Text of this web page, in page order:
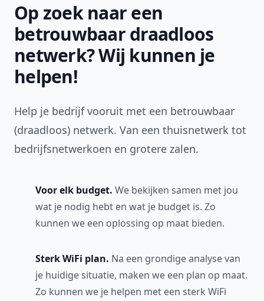
Op zoek naar een
betrouwbaar draadloos
netwerk? Wij kunnen je
helpen!
Help je bedrijf vooruit met een betrouwbaar
(draadloos) netwerk. Van een thuisnetwerk tot
bedrijfsnetwerkoen en grotere zalen.
Voor elk budget. We bekijken samen met jou
wat je nodig hebt en wat je budget is. Zo
kunnen we een oplossing op maat bieden.
Sterk WiFi plan. Na een grondige analyse van
je huidige situatie, maken we een plan op maat.
Zo kunnen we je helpen met een sterk WiFi